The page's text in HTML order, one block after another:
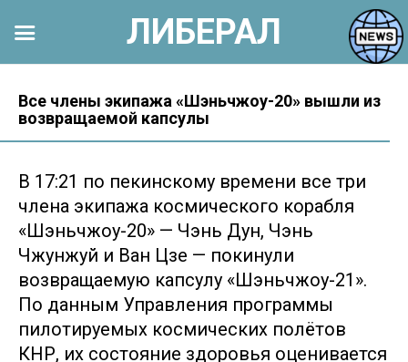
контенту
Все члены экипажа «Шэньчжоу-20» вышли из
возвращаемой капсулы
В 17:21 по пекинскому времени все три
члена экипажа космического корабля
«Шэньчжоу-20» — Чэнь Дун, Чэнь
Чжунжуй и Ван Цзе — покинули
возвращаемую капсулу «Шэньчжоу-21».
По данным Управления программы
пилотируемых космических полётов
КНР, их состояние здоровья оценивается
ЛИБЕРАЛ